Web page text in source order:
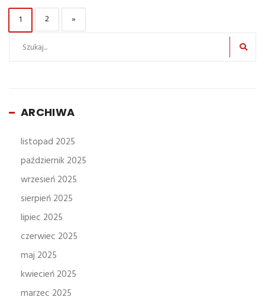
Nawigacja
po
PAGE
1 PAGE
2 »
ARCHIWA
listopad 2025
październik 2025
wrzesień 2025
sierpień 2025
lipiec 2025
czerwiec 2025
maj 2025
kwiecień 2025
marzec 2025